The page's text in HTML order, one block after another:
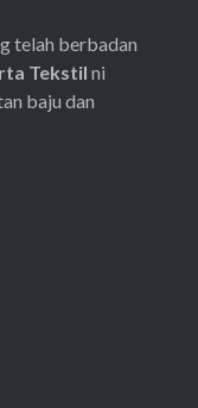
telah berbadan
Tekstilni
baju dan